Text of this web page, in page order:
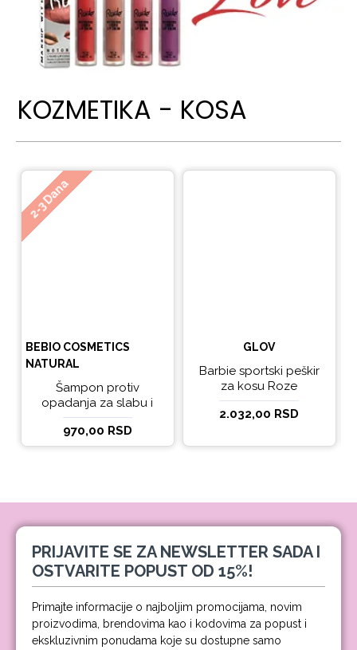
KOZMETIKA - KOSA
2-3 Dana
BEBIO COSMETICS
NATURAL
Šampon protiv
opadanja za slabu i
tanku kosu beBio
natural 300ml
970,00 RSD
GLOV
Barbie sportski peškir
za kosu Roze
2.032,00 RSD
PRIJAVITE SE ZA NEWSLETTER SADA I
OSTVARITE POPUST OD 15%!
Primajte informacije o najboljim promocijama, novim
proizvodima, brendovima kao i kodovima za popust i
ekskluzivnim ponudama koje su dostupne samo